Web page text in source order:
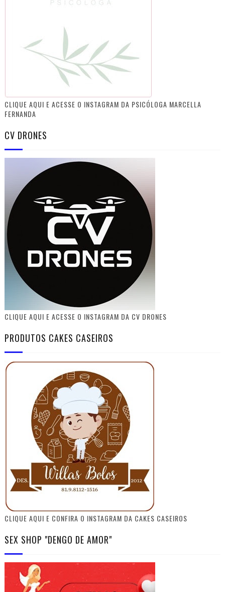
CLIQUE AQUI E ACESSE O INSTAGRAM DA PSICÓLOGA MARCELLA
FERNANDA
CV DRONES
CLIQUE AQUI E ACESSE O INSTAGRAM DA CV DRONES
PRODUTOS CAKES CASEIROS
CLIQUE AQUI E CONFIRA O INSTAGRAM DA CAKES CASEIROS
SEX SHOP "DENGO DE AMOR"